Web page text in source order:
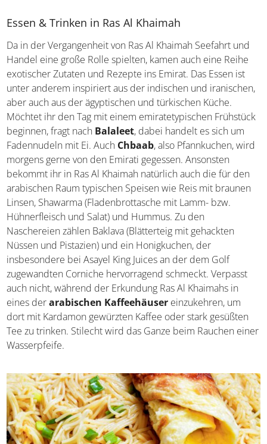
Essen & Trinken in Ras Al Khaimah
Da in der Vergangenheit von Ras Al Khaimah Seefahrt und
Handel eine große Rolle spielten, kamen auch eine Reihe
exotischer Zutaten und Rezepte ins Emirat. Das Essen ist
unter anderem inspiriert aus der indischen und iranischen,
aber auch aus der ägyptischen und türkischen Küche.
Möchtet ihr den Tag mit einem emiratetypischen Frühstück
beginnen, fragt nach Balaleet, dabei handelt es sich um
Fadennudeln mit Ei. Auch Chbaab, also Pfannkuchen, wird
morgens gerne von den Emirati gegessen. Ansonsten
bekommt ihr in Ras Al Khaimah natürlich auch die für den
arabischen Raum typischen Speisen wie Reis mit braunen
Linsen, Shawarma (Fladenbrottasche mit Lamm- bzw.
Hühnerfleisch und Salat) und Hummus. Zu den
Naschereien zählen Baklava (Blätterteig mit gehackten
Nüssen und Pistazien) und ein Honigkuchen, der
insbesondere bei Asayel King Juices an der dem Golf
zugewandten Corniche hervorragend schmeckt. Verpasst
auch nicht, während der Erkundung Ras Al Khaimahs in
eines derarabischen Kaffeehäuser einzukehren, um
dort mit Kardamon gewürzten Kaffee oder stark gesüßten
Tee zu trinken. Stilecht wird das Ganze beim Rauchen einer
Wasserpfeife.